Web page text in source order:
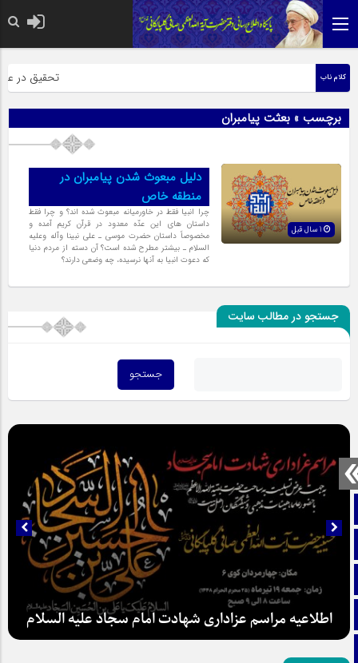
صفحه نخست
تماس با ما
آپارات
کلام ناب تحقیق در
برچسب » بعثت پیامبران
دلیل مبعوث شدن پیامبران در
منطقه خاص
چرا انبیا فقط در خاورمیانه مبعوث شده اند؟ و چرا فقط
داستان هاى این عدّه معدود در قرآن کریم آمده و
مخصوصاً داستان حضرت موسى ـ على نبینا وآله وعلیه
السلام ـ بیشتر مطرح شده است؟ آن دسته از مردم دنیا
که دعوت انبیا به آنها نرسیده، چه وضعى دارند؟
جستجو در مطالب سایت
اطلاعیه مراسم عزاداری شهادت امام سجاد علیه السلام